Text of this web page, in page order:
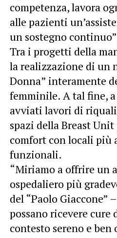
competenza, lavora
alle pazienti
un sostegno
Tra i progetti della
la realizzazione di un
Donna” interamente
femminile. A tal fine,
avviati lavori di
spazi della Breast
comfort con locali più
funzionali.
“Miriamo a offrire un
ospedaliero più
del “Paolo Giaccone”
possano ricevere
contesto sereno e ben